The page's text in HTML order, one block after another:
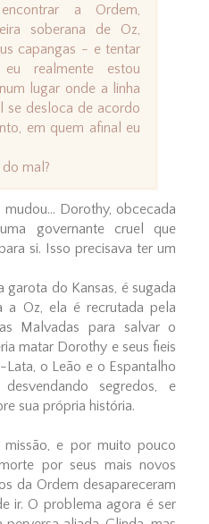
a Ordem,
soberana de Oz,
capangas - e tentar
realmente estou
lugar onde a linha
se desloca de acordo
em quem afinal eu
mal?
Dorothy, obcecada
governante cruel que
si. Isso precisava ter um
garota do Kansas, é sugada
a Oz, ela é recrutada pela
Malvadas para salvar o
matar Dorothy e seus fieis
o Leão e o Espantalho
segredos, e
sua própria história.
e por muito pouco
por seus mais novos
da Ordem desapareceram
ir. O problema agora é ser